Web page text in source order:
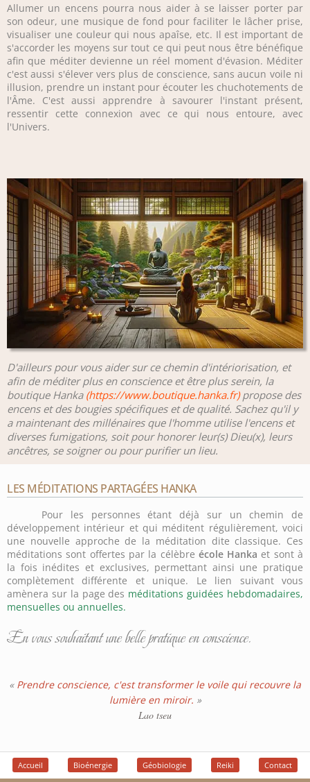
Allumer un encens pourra nous aider à se laisser porter par
son odeur, une musique de fond pour faciliter le lâcher prise,
visualiser une couleur qui nous apaîse, etc. Il est important de
s'accorder les moyens sur tout ce qui peut nous être bénéfique
afin que méditer devienne un réel moment d'évasion. Méditer
c'est aussi s'élever vers plus de conscience, sans aucun voile ni
illusion, prendre un instant pour écouter les chuchotements de
l'Âme. C'est aussi apprendre à savourer l'instant présent,
ressentir cette connexion avec ce qui nous entoure, avec
l'Univers.
D'ailleurs pour vous aider sur ce chemin d'intériorisation, et
afin de méditer plus en conscience et être plus serein, la
boutique Hanka (https://www.boutique.hanka.fr)propose des
encens et des bougies spécifiques et de qualité. Sachez qu'il y
a maintenant des millénaires que l'homme utilise l'encens et
diverses fumigations, soit pour honorer leur(s) Dieu(x), leurs
ancêtres, se soigner ou pour purifier un lieu.
LES MÉDITATIONS PARTAGÉES HANKA
Pour les personnes étant déjà sur un chemin de
développement intérieur et qui méditent régulièrement, voici
une nouvelle approche de la méditation dite classique. Ces
méditations sont offertes par la célèbre école Hanka et sont à
la fois inédites et exclusives, permettant ainsi une pratique
complètement différente et unique. Le lien suivant vous
amènera sur la page des méditations guidées hebdomadaires,
mensuelles ou annuelles.
En vous souhaitant une belle pratique en conscience.
« Prendre conscience, c'est transformer le voile qui recouvre la
lumière en miroir. »
Lao tseu
Accueil Bioénergie Géobiologie Reiki Contact